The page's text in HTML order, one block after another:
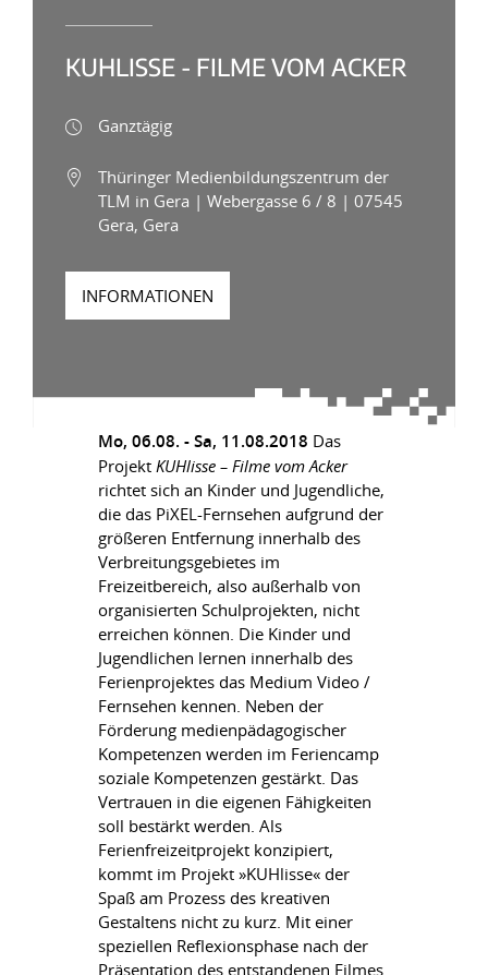
KUHLISSE - FILME VOM ACKER
Ganztägig
Thüringer Medienbildungszentrum der
TLM in Gera | Webergasse 6 / 8 | 07545
Gera, Gera
INFORMATIONEN
Mo, 06.08. - Sa, 11.08.2018 Das
Projekt KUHlisse – Filme vom Acker
richtet sich an Kinder und Jugendliche,
die das PiXEL-Fernsehen aufgrund der
größeren Entfernung innerhalb des
Verbreitungsgebietes im
Freizeitbereich, also außerhalb von
organisierten Schulprojekten, nicht
erreichen können. Die Kinder und
Jugendlichen lernen innerhalb des
Ferienprojektes das Medium Video /
Fernsehen kennen. Neben der
Förderung medienpädagogischer
Kompetenzen werden im Feriencamp
soziale Kompetenzen gestärkt. Das
Vertrauen in die eigenen Fähigkeiten
soll bestärkt werden. Als
Ferienfreizeitprojekt konzipiert,
kommt im Projekt »KUHlisse« der
Spaß am Prozess des kreativen
Gestaltens nicht zu kurz. Mit einer
speziellen Reflexionsphase nach der
Präsentation des entstandenen Filmes